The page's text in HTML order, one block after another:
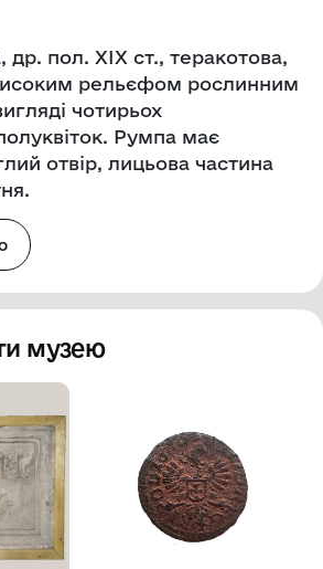
др. пол. ХІХ ст., теракотова,
рельєфом рослинним
чотирьох
Румпа має
отвір, лицьова частина
музею